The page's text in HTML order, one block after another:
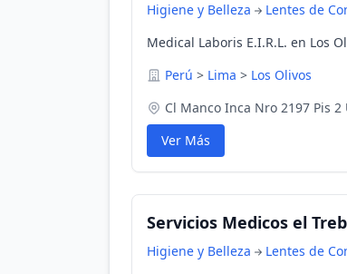
Higiene y Belleza
Lentes de
Medical Laboris E.I.R.L. en Los
Perú > Lima > Los Olivos
Cl Manco Inca Nro 2197 Pis 2
Ver Más
Servicios Medicos el
Higiene y Belleza
Lentes de